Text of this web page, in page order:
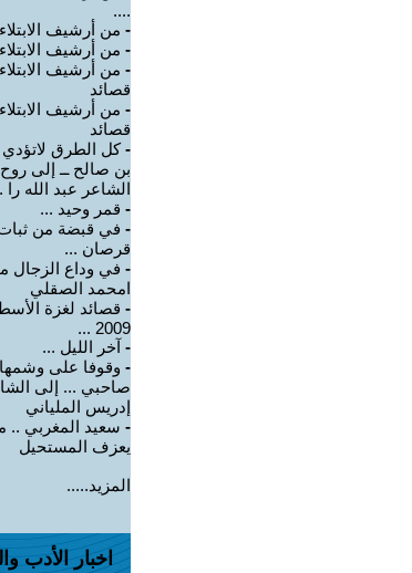
....
- من أرشيف الابتلاء 4...
- من أرشيف الابتلاء 3
- من أرشيف
قصائد
-
قصائد
-كل الطرق لاتؤدي
بن صالح ــ إلى روح
الشاعر عبد الله را
- قمر وحيد ...
- في قبضة من
قرصان ...
- في وداع الزجال
امحمد الصقلي
- قصائد لغزة
2009 ...
- آخر الليل ...
- وقوفا على وشمها
صاحبي ... إلى
إدريس الملياني
- سعيد المغربي ..
يعزف المستحيل
المزيد.....
اخبار الأدب